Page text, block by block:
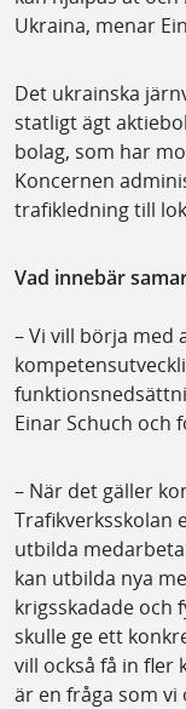
Ukraina, menar
Det ukrainska
statligt ägt
bolag, som har
Koncernen
trafikledning till
Vad innebär
– Vi vill börja med
Einar Schuch och
– När det gäller
Trafikverksskolan
utbilda
kan utbilda nya
krigsskadade och
skulle ge ett
vill också få in fler
är en fråga som vi